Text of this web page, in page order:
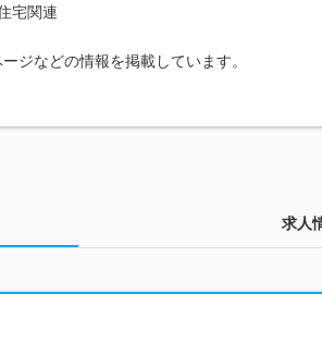
宅関連
ジなどの情報を掲載しています。
求人